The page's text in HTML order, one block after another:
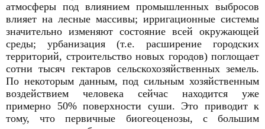
атмосферы под влиянием промышленных выбросов
влияет на лесные массивы; ирригационные системы
значительно изменяют состояние всей окружающей
среды; урбанизация (т.е. расширение городских
территорий, строительство новых городов) поглощает
сотни тысяч гектаров сельскохозяйственных земель.
По некоторым данным, под сильным хозяйственным
воздействием человека сейчас находится уже
примерно 50% поверхности суши. Это приводит к
тому, что первичные биогеоценозы, с большим